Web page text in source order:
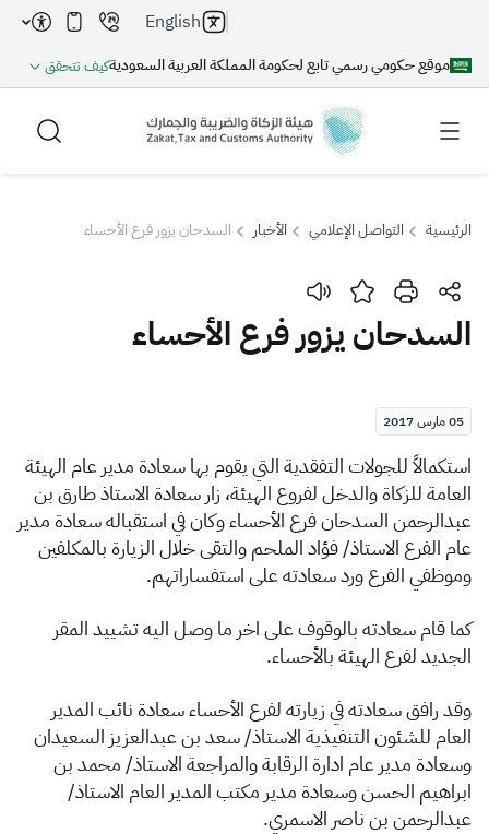
موقع حكومي رسمي تابع لحكومة المملكة العربية السعوديةكيف تتحقق
English
بحث
اقتراحات
الزكاة الجمارك
ضريبة القيمة المضافة
الإقرار الضريبي
التصرفات العقارية
الرئيسية التواصل الإعلامي الأخبار السدحان يزور فرع الأحساء
السدحان يزور فرع الأحساء
05 مارس 2017
استكمالاً للجولات التفقدية التي يقوم بها سعادة مدير عام الهيئة
العامة للزكاة والدخل لفروع الهيئة، زار سعادة الاستاذ طارق بن
عبدالرحمن السدحان فرع الأحساء وكان في استقباله سعادة مدير
عام الفرع الاستاذ/ فؤاد الملحم والتقى خلال الزيارة بالمكلفين
وموظفي الفرع ورد سعادته على استفساراتهم.
كما قام سعادته بالوقوف على اخر ما وصل اليه تشييد المقر
الجديد لفرع الهيئة بالأحساء.
وقد رافق سعادته في زيارته لفرع الأحساء سعادة نائب المدير
العام للشئون التنفيذية الاستاذ/ سعد بن عبدالعزيز السعيدان
وسعادة مدير عام ادارة الرقابة والمراجعة الاستاذ/ محمد بن
ابراهيم الحسن وسعادة مدير مكتب المدير العام الاستاذ/
عبدالرحمن بن ناصر الاسمري.